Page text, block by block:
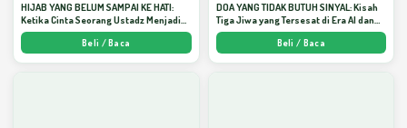
HIJAB YANG BELUM SAMPAI KE HATI:
Ketika Cinta Seorang Ustadz Menjadi
Cermin yang Paling Kejam - Arda
Beli / Baca
DOA YANG TIDAK BUTUH SINYAL: Kisah
Tiga Jiwa yang Tersesat di Era AI dan
Menemukan Jalan Pulang di Bulan
Ramadhan" - Arda Dinata
Beli / Baca